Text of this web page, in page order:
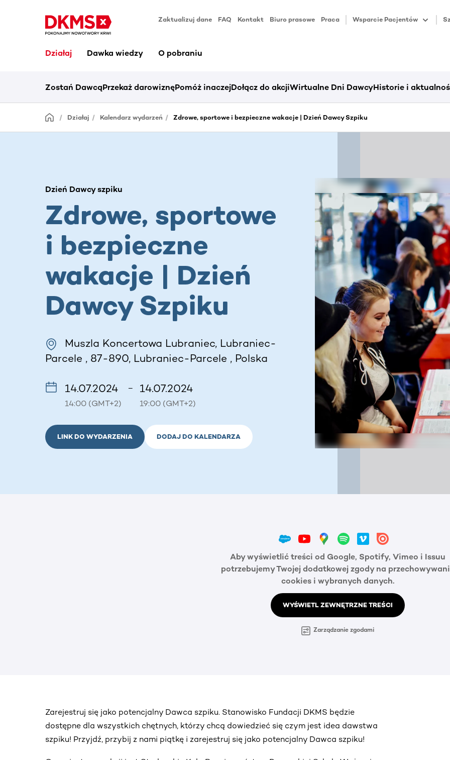
Zaktualizuj dane FAQ Kontakt Biuro prasowe Praca Wsparcie Pacjentów
Działaj Dawka wiedzy O pobraniu
Zostań DawcąPrzekaż darowiznęPomóż inaczejDołącz do akcjiWirtualne Dni DawcyHistorie i
Działaj Kalendarz wydarzeń Zdrowe, sportowe i bezpieczne wakacje | Dzień Dawcy Szpiku
Dzień Dawcy szpiku
Zdrowe, sportowe
i bezpieczne
wakacje | Dzień
Dawcy Szpiku
Muszla Koncertowa Lubraniec, Lubraniec-
Parcele , 87-890, Lubraniec-Parcele , Polska
14.07.2024
14:00 (GMT+2)
– 14.07.2024
19:00 (GMT+2)
LINK DO WYDARZENIA DODAJ DO KALENDARZA
Aby wyświetlić treści od Google, Spotify, Vimeo i Issuu
potrzebujemy Twojej dodatkowej zgody na
cookies i wybranych danych.
WYŚWIETL ZEWNĘTRZNE TREŚCI
Zarządzanie zgodami
Zarejestruj się jako potencjalny Dawca szpiku. Stanowisko Fundacji DKMS będzie
dostępne dla wszystkich chętnych, którzy chcą dowiedzieć się czym jest idea dawstwa
szpiku! Przyjdź, przybij z nami piątkę i zarejestruj się jako potencjalny Dawca szpiku!